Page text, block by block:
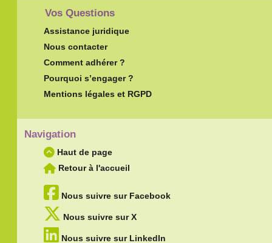
Vos Questions
Assistance juridique
Nous contacter
Comment adhérer ?
Pourquoi s’engager ?
Mentions légales et RGPD
Navigation
Haut de page
Retour à l'accueil
Nous suivre sur Facebook
Nous suivre sur X
Nous suivre sur LinkedIn